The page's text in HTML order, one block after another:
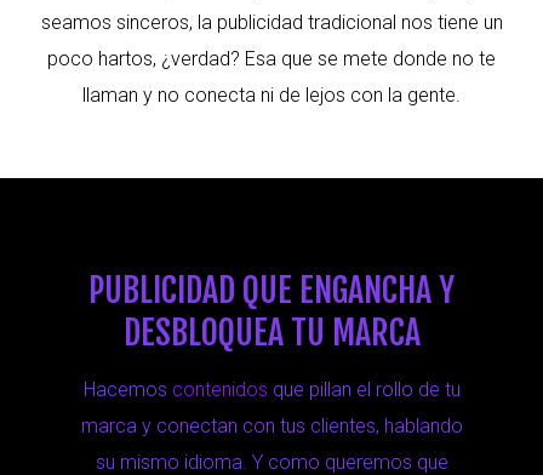
seamos sinceros, la publicidad tradicional nos tiene un
poco hartos, ¿verdad? Esa que se mete donde no te
llaman y no conecta ni de lejos con la gente.
PUBLICIDAD QUE ENGANCHA Y
DESBLOQUEA TU MARCA
Hacemos contenidos que pillan el rollo de tu
marca y conectan con tus clientes, hablando
su mismo idioma. Y como queremos que